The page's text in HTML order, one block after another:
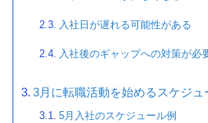
入社日が遅れる可能性がある
入社後のギャップへの対策が必
3月に転職活動を始めるスケジュ
5月入社のスケジュール例